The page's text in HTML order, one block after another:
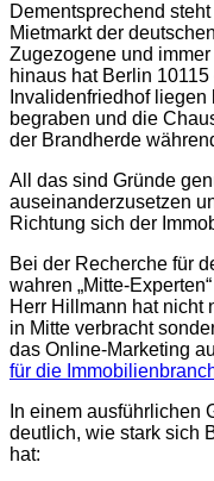
Dementsprechend
Mietmarkt der
Zugezogene und
hinaus hat Berlin
Invalidenfriedhof
begraben und die
der Brandherde
All das sind Gründe
auseinanderzusetzen
Richtung sich der
Bei der Recherche für
wahren „Mitte-
Herr Hillmann hat nicht
in Mitte verbracht
das Online-Marketing
für die
In einem ausführlichen
deutlich, wie stark sich
hat: